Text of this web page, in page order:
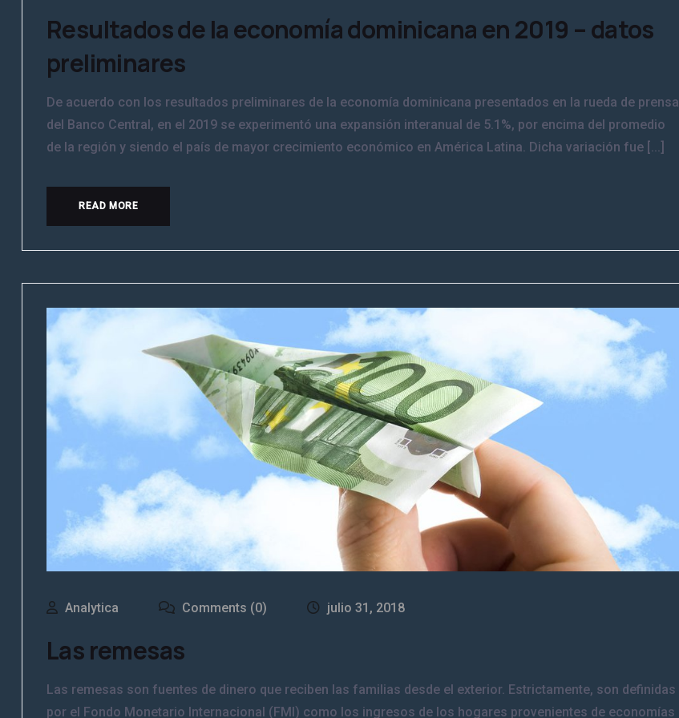
Resultados de la economía dominicana en 2019 – datos
preliminares
De acuerdo con los resultados preliminares de la economía dominicana presentados en la rueda de prensa
del Banco Central, en el 2019 se experimentó una expansión interanual de 5.1%, por encima del promedio
de la región y siendo el país de mayor crecimiento económico en América Latina. Dicha variación fue [...]
READ MORE
Analytica Comments (0) julio 31, 2018
Las remesas
Las remesas son fuentes de dinero que reciben las familias desde el exterior. Estrictamente, son definidas
por el Fondo Monetario Internacional (FMI) como los ingresos de los hogares provenientes de economías